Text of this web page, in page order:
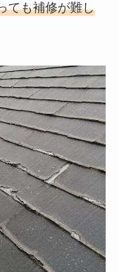
ても補修が難し